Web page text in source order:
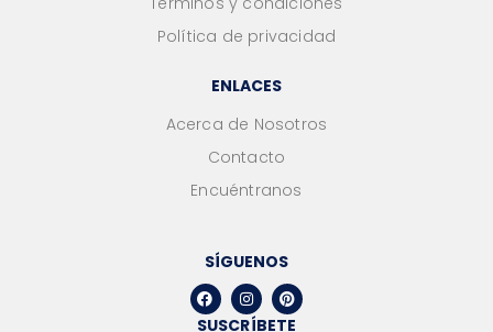
Política de privacidad
ENLACES
Acerca de Nosotros
Contacto
Encuéntranos
SÍGUENOS
SUSCRÍBETE